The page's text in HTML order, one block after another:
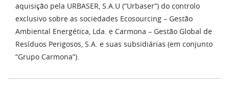
aquisição pela URBASER, S.A.U (“Urbaser”) do controlo
exclusivo sobre as sociedades Ecosourcing – Gestão
Ambiental Energética, Lda. e Carmona – Gestão Global de
Resíduos Perigosos, S.A. e suas subsidiárias (em conjunto
“Grupo Carmona”).